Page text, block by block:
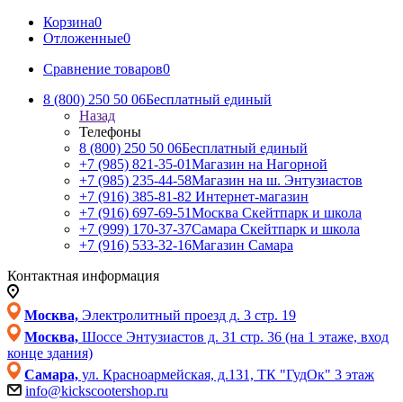
Корзина0
Отложенные0
Сравнение товаров0
8 (800) 250 50 06Бесплатный единый
Назад
Телефоны
8 (800) 250 50 06Бесплатный единый
+7 (985) 821-35-01Магазин на Нагорной
+7 (985) 235-44-58Магазин на ш. Энтузиастов
+7 (916) 385-81-82 Интернет-магазин
+7 (916) 697-69-51Москва Скейтпарк и школа
+7 (999) 170-37-37Самара Скейтпарк и школа
+7 (916) 533-32-16Магазин Самара
Контактная информация
Москва, Электролитный проезд д. 3 стр. 19
Москва, Шоссе Энтузиастов д. 31 стр. 36 (на 1 этаже, вход
конце здания)
Самара, ул. Красноармейская, д.131, ТК "ГудОк" 3 этаж
info@kickscootershop.ru